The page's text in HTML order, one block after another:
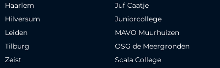
Haarlem
Hilversum
Leiden
Tilburg
Zeist
Juf Caatje
Juniorcollege
MAVO Muurhuizen
OSG de Meergronden
Scala College